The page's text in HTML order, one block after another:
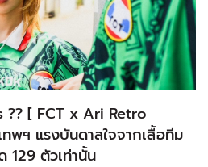
[ FCT x Ari Retro
พฯ แรงบันดาลใจจากเสื้อทีม
129 ตัวเท่านั้น